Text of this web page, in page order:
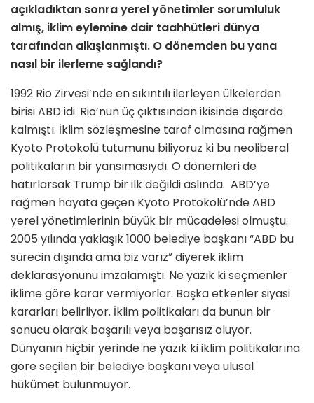
açıkladıktan sonra yerel yönetimler sorumluluk
almış, iklim eylemine dair taahhütleri dünya
tarafından alkışlanmıştı. O dönemden bu yana
nasıl bir ilerleme sağlandı?
1992 Rio Zirvesi’nde en sıkıntılı ilerleyen ülkelerden
birisi ABD idi. Rio’nun üç çıktısından ikisinde dışarda
kalmıştı. İklim sözleşmesine taraf olmasına rağmen
Kyoto Protokolü tutumunu biliyoruz ki bu neoliberal
politikaların bir yansımasıydı. O dönemleri de
hatırlarsak Trump bir ilk değildi aslında. ABD’ye
rağmen hayata geçen Kyoto Protokolü’nde ABD
yerel yönetimlerinin büyük bir mücadelesi olmuştu.
2005 yılında yaklaşık 1000 belediye başkanı “ABD bu
sürecin dışında ama biz varız” diyerek iklim
deklarasyonunu imzalamıştı. Ne yazık ki seçmenler
iklime göre karar vermiyorlar. Başka etkenler siyasi
kararları belirliyor. İklim politikaları da bunun bir
sonucu olarak başarılı veya başarısız oluyor.
Dünyanın hiçbir yerinde ne yazık ki iklim politikalarına
göre seçilen bir belediye başkanı veya ulusal
hükümet bulunmuyor.